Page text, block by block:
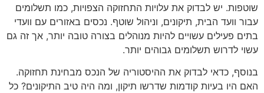
שוטפות. יש לבדוק את עלויות התחזוקה הצפויות, כמו תשלומים
עבור וועד הבית, תיקונים, וניהול שוטף. נכסים באזורים עם וועדי
בתים פעילים עשויים להיות מנוהלים בצורה טובה יותר, אך זה גם
עשוי לדרוש תשלומים גבוהים יותר.
בנוסף, כדאי לבדוק את ההיסטוריה של הנכס מבחינת תחזוקה.
האם היו בעיות קודמות שדרשו תיקון, ומה היה טיב התיקונים? כל